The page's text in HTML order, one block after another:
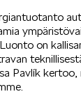
on
Pavlík